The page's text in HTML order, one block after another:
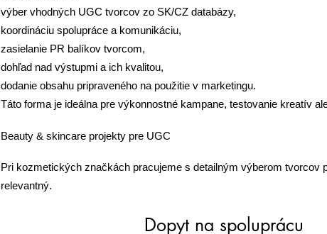
výber vhodných UGC tvorcov zo SK/CZ databázy,
koordináciu spolupráce a komunikáciu,
zasielanie PR balíkov tvorcom,
dohľad nad výstupmi a ich kvalitou,
dodanie obsahu pripraveného na použitie v marketingu.
Táto forma je ideálna pre výkonnostné kampane, testovanie kreatív
Beauty & skincare projekty pre UGC
Pri kozmetických značkách pracujeme s detailným výberom tvorcov
relevantný.
Dopyt na spoluprácu